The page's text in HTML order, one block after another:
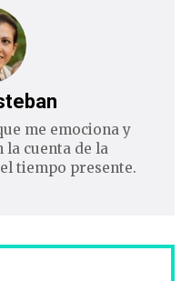
me emociona y
la cuenta de la
tiempo presente.